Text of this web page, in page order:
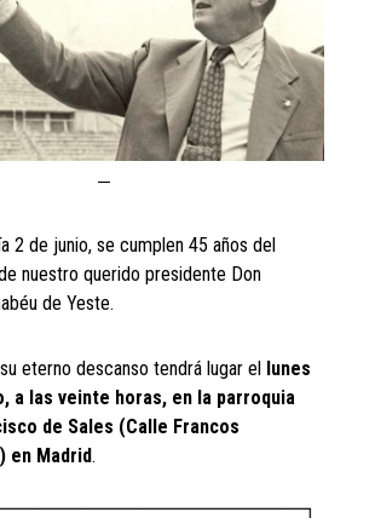
2 de junio, se cumplen 45 años del
nuestro querido presidente Don
de Yeste.
eterno descanso tendrá lugar el
lunes
a las veinte horas, en la parroquia
de Sales (Calle Francos
en Madrid.